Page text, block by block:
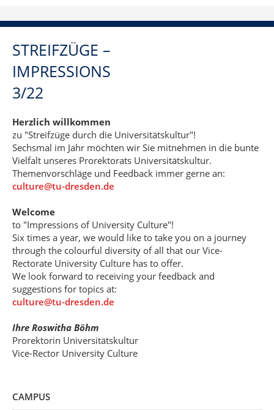
STREIFZÜGE –
IMPRESSIONS
3/22
Herzlich willkommen
zu "Streifzüge durch die Universitätskultur"!
Sechsmal im Jahr möchten wir Sie mitnehmen in die bunte
Vielfalt unseres Prorektorats Universitätskultur.
Themenvorschläge und Feedback immer gerne an:
culture@tu-dresden.de
Welcome
to "Impressions of University Culture"!
Six times a year, we would like to take you on a journey
through the colourful diversity of all that our Vice-
Rectorate University Culture has to offer.
We look forward to receiving your feedback and
suggestions for topics at:
culture@tu-dresden.de
Ihre Roswitha Böhm
Prorektorin Universitätskultur
Vice-Rector University Culture
CAMPUS